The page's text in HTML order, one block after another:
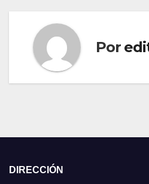
Por
DIRECCIÓN